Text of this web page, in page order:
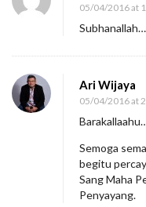
05/04/2016 at
Ari Wijaya
05/04/2016 at
Semoga
begitu
Sang Maha
Penyayang.